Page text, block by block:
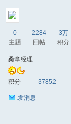
0
主题
2284
回帖
3万
积分
桑拿经理
积分 37852
发消息